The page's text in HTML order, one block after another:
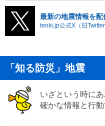
最新の地震情報を配
tenki.jp公式X（旧
「知る防災」地震
いざという時に
確かな情報と行